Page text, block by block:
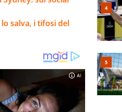
salva, i tifosi del